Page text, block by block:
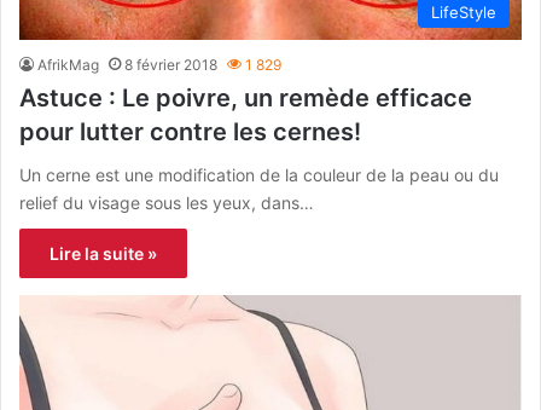
LifeStyle
AfrikMag 8 février 2018 1 829
Astuce : Le poivre, un remède efficace
pour lutter contre les cernes!
Un cerne est une modification de la couleur de la peau ou du
relief du visage sous les yeux, dans…
Lire la suite »